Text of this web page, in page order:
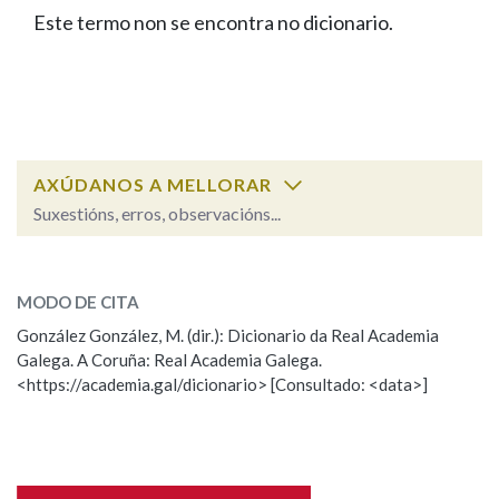
FIGURAS HOMENAXEADAS
PORTAL DAS PALABRAS
Facebook
TwitterYoutubeInstagram
Bluesky
BUSCAR NOS LEMAS
Remata por
BUSCAR NO CONTIDO
Nas definicións
Este termo non se encontra no dicionario.
AXÚDANOS A MELLORAR
Suxestións, erros, observacións...
Observación
Nome
MODO DE CITA
González González, M. (dir.): Dicionario da Real Academia
Galega. A Coruña: Real Academia Galega.
<https://academia.gal/dicionario> [Consultado: <data>]